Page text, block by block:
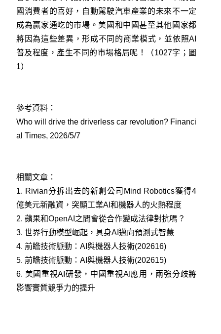
國消費者的喜好，自動駕駛汽車產業的未來不一定
成為贏家通吃的市場。美國和中國甚至其他國家都
將因為這些差異，形成不同的商業模式，並依照AI
普及程度，產生不同的市場格局呢！（1027字；圖
1）
參考資料：
Who will drive the driverless car revolution? Financi
al Times, 2026/5/7
相關文章：
1. Rivian分拆出去的新創公司Mind Robotics獲得4
億美元新融資，突顯工業AI和機器人的火熱程度
2. 蘋果和OpenAI之間會從合作變成法律對抗嗎？
3. 世界行動模型崛起，具身AI邁向預測式智慧
4. 前瞻技術脈動：AI與機器人技術(202616)
5. 前瞻技術脈動：AI與機器人技術(202615)
6. 美國重視AI研發，中國重視AI應用，兩強分歧將
影響實質競爭力的提升